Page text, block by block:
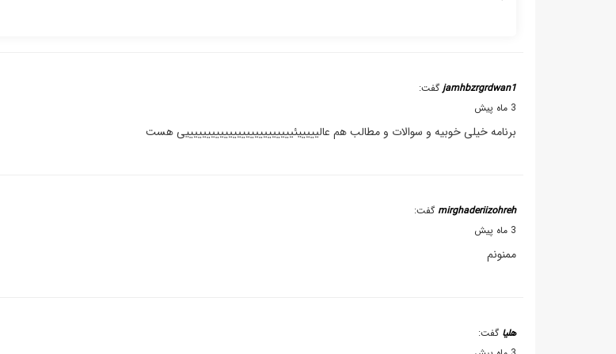
jamhbzrgrdwan1 گفت:
3 ماه پیش
برنامه خیلی خوبیه و سوالات و مطالب هم عالیییییئیییییییییییییییییییییییییی هست
mirghaderiizohreh گفت:
3 ماه پیش
ممنونم
هلیا گفت: